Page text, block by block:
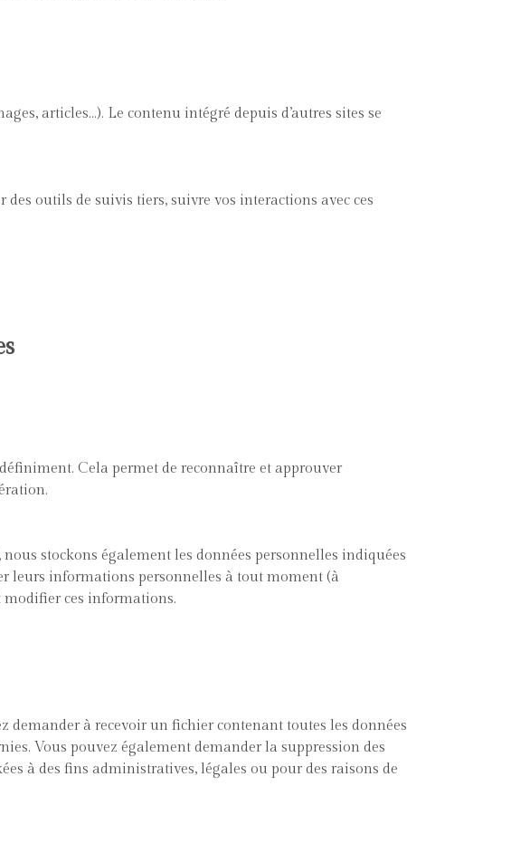
articles…). Le contenu intégré depuis d’autres sites se
outils de suivis tiers, suivre vos interactions avec ces
Cela permet de reconnaître et approuver
stockons également les données personnelles indiquées
leurs informations personnelles à tout moment (à
modifier ces informations.
demander à recevoir un fichier contenant toutes les données
Vous pouvez également demander la suppression des
à des fins administratives, légales ou pour des raisons de